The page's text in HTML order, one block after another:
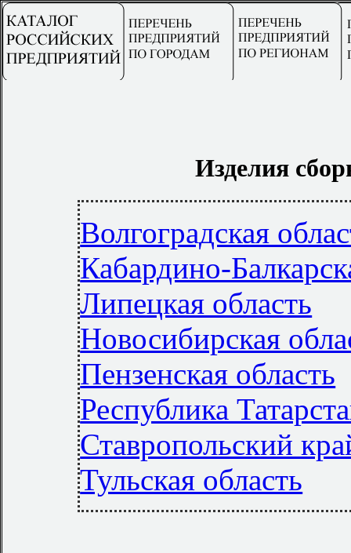
Изделия
Волгоградская
Кабардино-
Липецкая область
Новосибирская
Пензенская область
Республика
Ставропольский
Тульская область